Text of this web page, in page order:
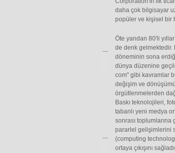
daha çok bilgisayar
popüler ve kişisel bir
Öte yandan 80'li
de denk gelmektedir.
döneminin sona
dünya düzenine
com" gibi kavramlar
değişim ve
örgütlenmelerden
Baskı teknolojileri,
tabanlı yeni medya
sonrası
pararlel gelişimlerini
(computing
ortaya çıkışını